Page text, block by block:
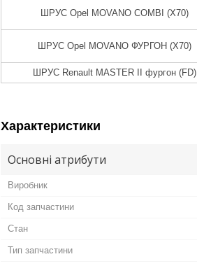
ШРУС Opel MOVANO COMBI (X70)
ШРУС Opel MOVANO ФУРГОН (X70)
ШРУС Renault MASTER II фургон (FD)
Характеристики
Основні атрибути
Виробник
Код запчастини
Стан
Тип запчастини